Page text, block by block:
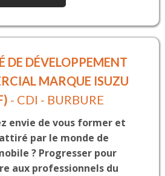
DE DÉVELOPPEMENT
MARQUE ISUZU
- CDI - BURBURE
envie de vous former et
par le monde de
? Progresser pour
aux professionnels du